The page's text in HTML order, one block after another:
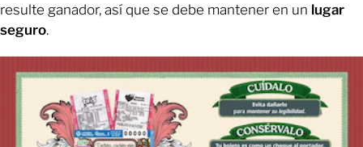
resulte ganador, así que se debe mantener en un lugar
seguro.